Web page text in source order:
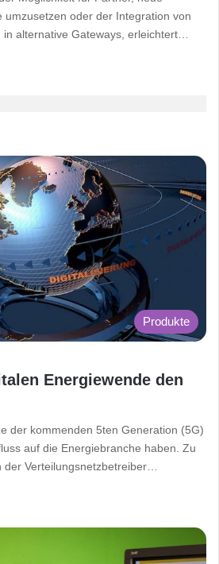
umzusetzen oder der Integration von
alternative Gateways, erleichtert…
Produkte
Energiewende den
der kommenden 5ten Generation (5G)
auf die Energiebranche haben. Zu
der Verteilungsnetzbetreiber…